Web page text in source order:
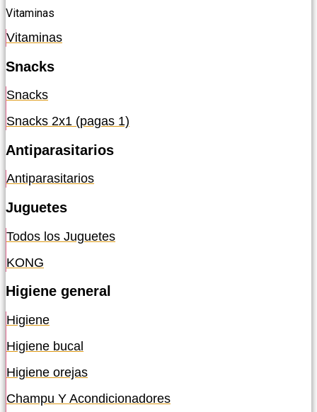
Vitaminas
Vitaminas
Snacks
Snacks
Snacks 2x1 (pagas 1)
Antiparasitarios
Antiparasitarios
Juguetes
Todos los Juguetes
KONG
Higiene general
Higiene
Higiene bucal
Higiene orejas
Champu Y Acondicionadores